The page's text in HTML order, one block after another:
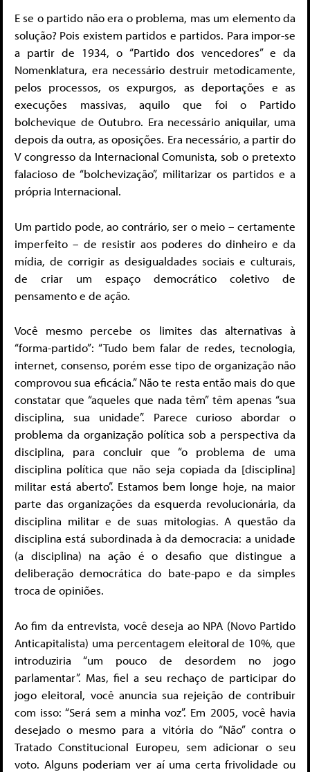
E se o partido não era o problema, mas um elemento da
solução? Pois existem partidos e partidos. Para impor-se
a partir de 1934, o “Partido dos vencedores” e da
Nomenklatura, era necessário destruir metodicamente,
pelos processos, os expurgos, as deportações e as
execuções massivas, aquilo que foi o Partido
bolchevique de Outubro. Era necessário aniquilar, uma
depois da outra, as oposições. Era necessário, a partir do
V congresso da Internacional Comunista, sob o pretexto
falacioso de “bolchevização”, militarizar os partidos e a
própria Internacional.
Um partido pode, ao contrário, ser o meio – certamente
imperfeito – de resistir aos poderes do dinheiro e da
mídia, de corrigir as desigualdades sociais e culturais,
de criar um espaço democrático coletivo de
pensamento e de ação.
Você mesmo percebe os limites das alternativas à
“forma-partido”: “Tudo bem falar de redes, tecnologia,
internet, consenso, porém esse tipo de organização não
comprovou sua eficácia.” Não te resta então mais do que
constatar que “aqueles que nada têm” têm apenas “sua
disciplina, sua unidade”. Parece curioso abordar o
problema da organização política sob a perspectiva da
disciplina, para concluir que “o problema de uma
disciplina política que não seja copiada da [disciplina]
militar está aberto”. Estamos bem longe hoje, na maior
parte das organizações da esquerda revolucionária, da
disciplina militar e de suas mitologias. A questão da
disciplina está subordinada à da democracia: a unidade
(a disciplina) na ação é o desafio que distingue a
deliberação democrática do bate-papo e da simples
troca de opiniões.
Ao fim da entrevista, você deseja ao NPA (Novo Partido
Anticapitalista) uma percentagem eleitoral de 10%, que
introduziria “um pouco de desordem no jogo
parlamentar”. Mas, fiel a seu rechaço de participar do
jogo eleitoral, você anuncia sua rejeição de contribuir
com isso: “Será sem a minha voz”. Em 2005, você havia
desejado o mesmo para a vitória do “Não” contra o
Tratado Constitucional Europeu, sem adicionar o seu
voto. Alguns poderiam ver aí uma certa frivolidade ou